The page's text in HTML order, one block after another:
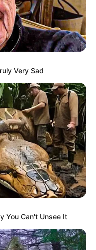
Very Sad
You Can't Unsee It